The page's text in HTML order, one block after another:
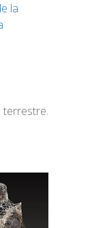
la
terrestre.